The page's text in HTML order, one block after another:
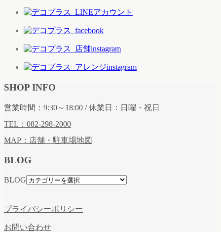
SHOP INFO
営業時間：9:30～18:00 / 休業日：日曜・祝日
TEL：082-298-2000
MAP：店舗・駐車場地図
BLOG
BLOG
プライバシーポリシー
お問い合わせ